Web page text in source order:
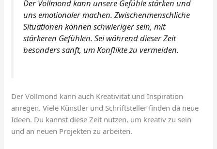
Der Vollmond kann unsere Gefühle stärken und
uns emotionaler machen. Zwischenmenschliche
Situationen können schwieriger sein, mit
stärkeren Gefühlen. Sei während dieser Zeit
besonders sanft, um Konflikte zu vermeiden.
Der Vollmond kann auch Kreativität und Inspiration
anregen. Viele Künstler und Schriftsteller finden da neue
Ideen. Du kannst diese Zeit nutzen, um kreativ zu sein
und an neuen Projekten zu arbeiten.